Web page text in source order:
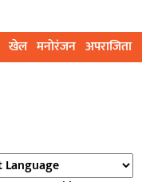
खेल मनोरंजन अपराजिता